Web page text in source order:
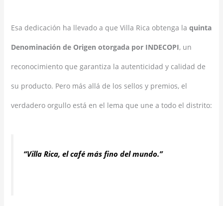
Esa dedicación ha llevado a que Villa Rica obtenga la quinta
Denominación de Origen otorgada por INDECOPI, un
reconocimiento que garantiza la autenticidad y calidad de
su producto. Pero más allá de los sellos y premios, el
verdadero orgullo está en el lema que une a todo el distrito:
“Villa Rica, el café más fino del mundo.”